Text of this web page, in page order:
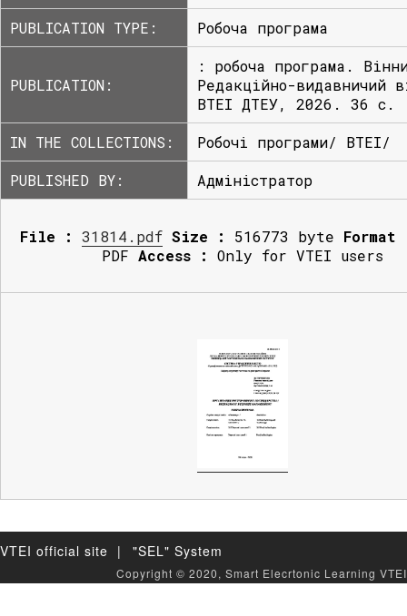
PUBLICATION TYPE:
Робоча програма
PUBLICATION:
: робоча програма.
Редакційно-видавничий
ВТЕІ ДТЕУ, 2026. 36 с.
IN THE COLLECTIONS:
Робочі програми/ ВТЕІ/
PUBLISHED BY:
Адміністратор
File : 31814.pdf Size : 516773 byte Format
PDF Access : Only for VTEI users
VTEI official site | "SEL" System
Copyright © 2020, Smart Elecrtonic Learning VTEI